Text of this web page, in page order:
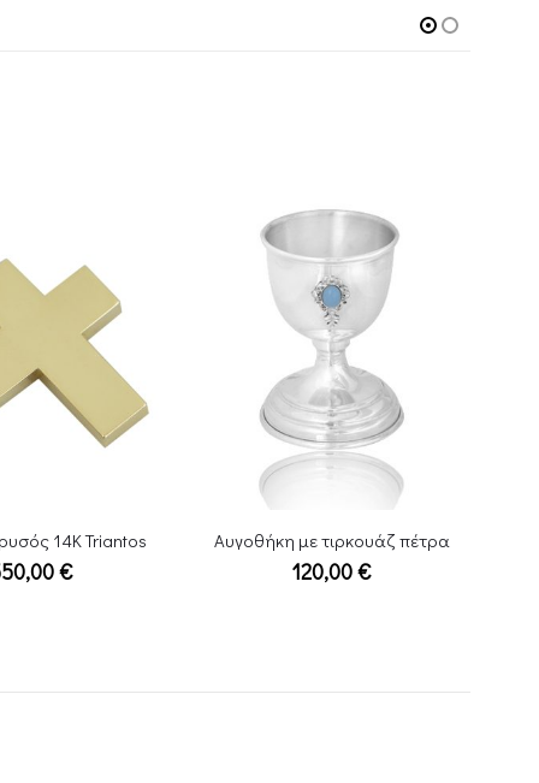
14Κ Triantos
€
Αυγοθήκη με τιρκουάζ πέτρα
120,00€